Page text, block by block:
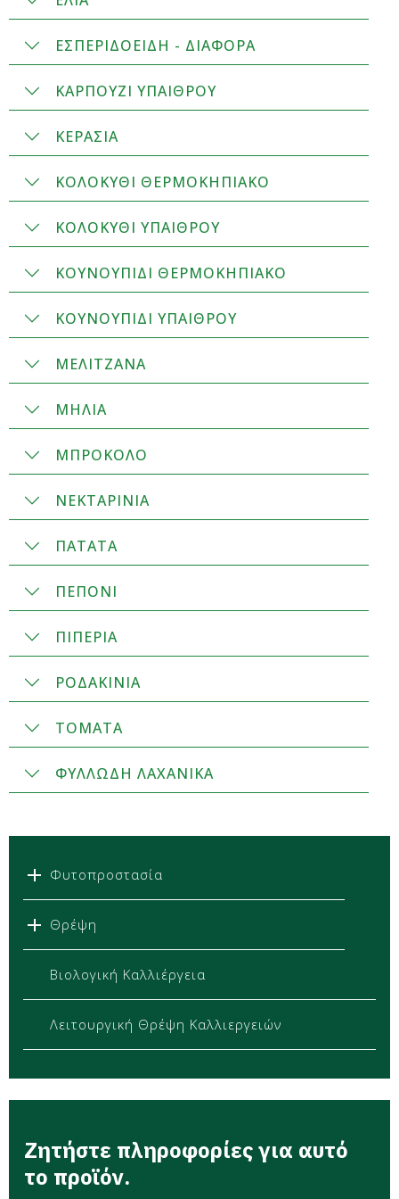
ΕΣΠΕΡΙΔΟΕΙΔΗ - ΔΙΑΦΟΡΑ
ΚΑΡΠΟΥΖΙ ΥΠΑΙΘΡΟΥ
ΚΕΡΑΣΙΑ
ΚΟΛΟΚΥΘΙ ΘΕΡΜΟΚΗΠΙΑΚΟ
ΚΟΛΟΚΥΘΙ ΥΠΑΙΘΡΟΥ
ΚΟΥΝΟΥΠΙΔΙ ΘΕΡΜΟΚΗΠΙΑΚΟ
ΚΟΥΝΟΥΠΙΔΙ ΥΠΑΙΘΡΟΥ
ΜΕΛΙΤΖΑΝΑ
ΜΗΛΙΑ
ΜΠΡΟΚΟΛΟ
ΝΕΚΤΑΡΙΝΙΑ
ΠΑΤΑΤΑ
ΠΕΠΟΝΙ
ΠΙΠΕΡΙΑ
ΡΟΔΑΚΙΝΙΑ
ΤΟΜΑΤΑ
ΦΥΛΛΩΔΗ ΛΑΧΑΝΙΚΑ
Φυτοπροστασία
Θρέψη
Βιολογική Καλλιέργεια
Λειτουργική Θρέψη Καλλιεργειών
Ζητήστε πληροφορίες για αυτό
το προϊόν.